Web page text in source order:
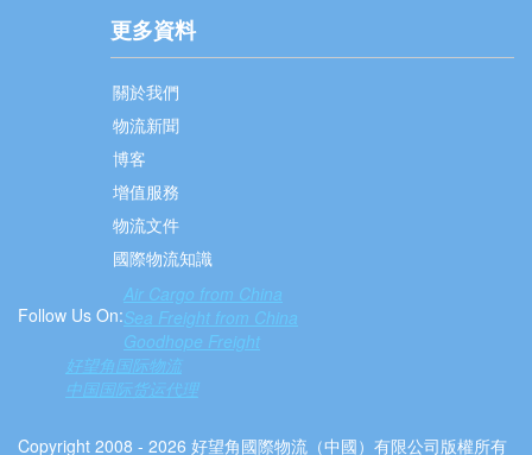
更多資料
關於我們
物流新聞
博客
增值服務
物流文件
國際物流知識
Follow Us On:
Air Cargo from China
Sea Freight from China
Goodhope Freight
好望角国际物流
中国国际货运代理
Copyright 2008 - 2026 好望角國際物流（中國）有限公司版權所有